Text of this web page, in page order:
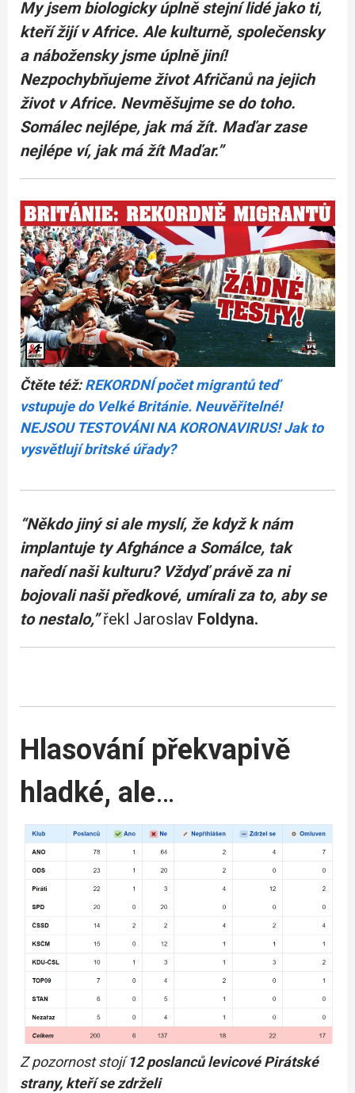
My jsem biologicky úplně stejní lidé jako ti,
kteří žijí v Africe. Ale kulturně, společensky
a nábožensky jsme úplně jiní!
Nezpochybňujeme život Afričanů na jejich
život v Africe. Nevměšujme se do toho.
Somálec nejlépe, jak má žít. Maďar zase
nejlépe ví, jak má žít Maďar.”
Čtěte též:REKORDNÍ počet migrantů teď
vstupuje do Velké Británie. Neuvěřitelné!
NEJSOU TESTOVÁNI NA KORONAVIRUS! Jak to
vysvětlují britské úřady?
“Někdo jiný si ale myslí, že když k nám
implantuje ty Afghánce a Somálce, tak
naředí naši kulturu? Vždyď právě za ni
bojovali naši předkové, umírali za to, aby se
to nestalo,”řekl Jaroslav Foldyna.
Hlasování překvapivě
hladké, ale…
Z pozornost stojí12 poslanců levicové Pirátské
strany, kteří se zdrželi